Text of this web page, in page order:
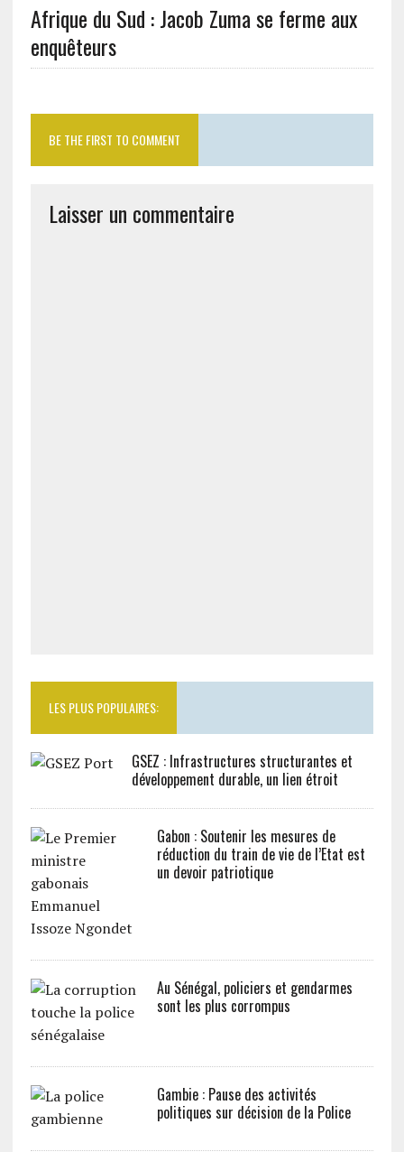
Afrique du Sud : Jacob Zuma se ferme aux
enquêteurs
BE THE FIRST TO COMMENT
Laisser un commentaire
LES PLUS POPULAIRES:
GSEZ : Infrastructures structurantes et
développement durable, un lien étroit
Gabon : Soutenir les mesures de
réduction du train de vie de l’Etat est
un devoir patriotique
Au Sénégal, policiers et gendarmes
sont les plus corrompus
Gambie : Pause des activités
politiques sur décision de la Police